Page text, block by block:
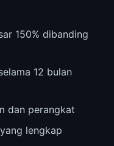
150% dibanding
12 bulan
dan perangkat
lengkap